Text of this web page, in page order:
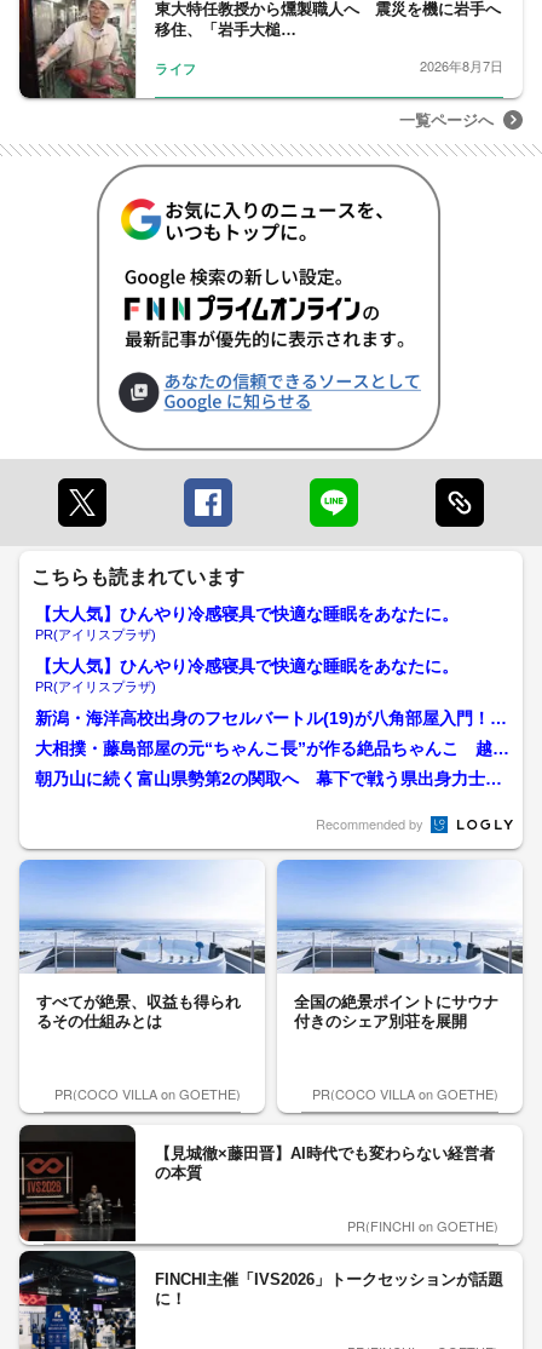
東大特任教授から燻製職人へ 震災を機に岩手へ
移住、「岩手大槌…
ライフ 2026年8月7日
一覧ページへ
こちらも読まれています
【大人気】ひんやり冷感寝具で快適な睡眠をあなたに。
PR(アイリスプラザ)
【大人気】ひんやり冷感寝具で快適な睡眠をあなたに。
PR(アイリスプラザ)
新潟・海洋高校出身のフセルバートル(19)が八角部屋入門！目
標は高校の先輩・横綱...
大相撲・藤島部屋の元“ちゃんこ長”が作る絶品ちゃんこ 越ノ
龍が地元福井で料理店経...
朝乃山に続く富山県勢第2の関取へ 幕下で戦う県出身力士が
Recommended by
すべてが絶景、収益も得られ
るその仕組みとは
PR(COCO VILLA on GOETHE)
全国の絶景ポイントにサウナ
付きのシェア別荘を展開
PR(COCO VILLA on GOETHE)
【見城徹×藤田晋】AI時代でも変わらない経営者
の本質
PR(FINCHI on GOETHE)
FINCHI主催「IVS2026」トークセッションが話題
に！